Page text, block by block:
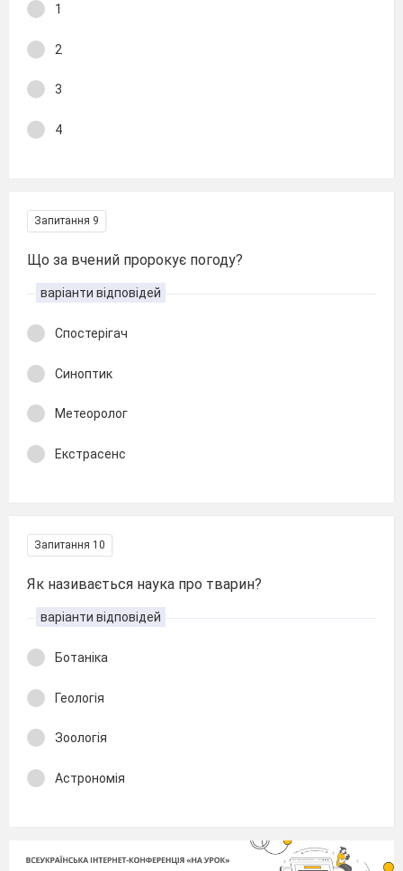
1
2
3
4
Запитання 9
Що за вчений пророкує погоду?
варіанти відповідей
Спостерігач
Синоптик
Метеоролог
Екстрасенс
Запитання 10
Як називається наука про тварин?
варіанти відповідей
Ботаніка
Геологія
Зоологія
Астрономія